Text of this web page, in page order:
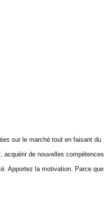
sur le marché tout en faisant du
acquérir de nouvelles compétences
Apportez la motivation. Parce que